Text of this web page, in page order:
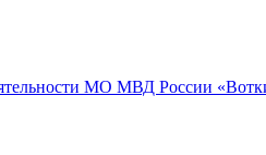
МО МВД России